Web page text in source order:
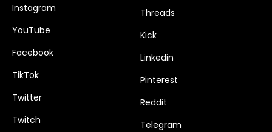
Instagram
YouTube
Facebook
TikTok
Twitter
Twitch
Threads
Kick
Linkedin
Pinterest
Reddit
Telegram